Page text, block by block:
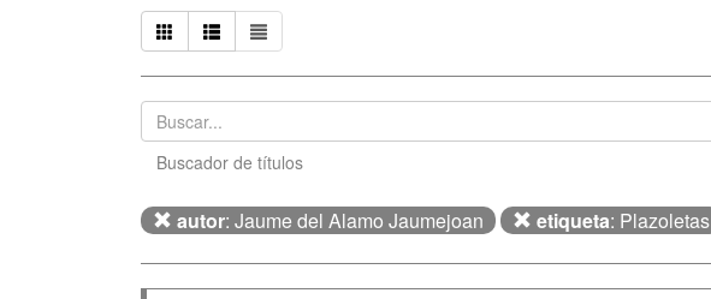
Buscador de títulos
autor: Jaume del Alamo Jaumejoan etiqueta: Plazoletas